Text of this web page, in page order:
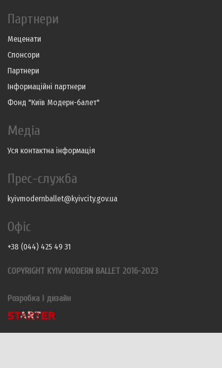
Партнери
Меценати
Спонсори
Партнери
Інформаційні партнери
Фонд "Київ Модерн-балет"
Медіа
Уся контактна інформація
Прес-служба
kyivmodernballet@kyivcity.gov.ua
Офіс
+38 (044) 425 49 31
COPYRIGHT KYIV MODERN BALLET 2016-2023
Розробка і дизайн